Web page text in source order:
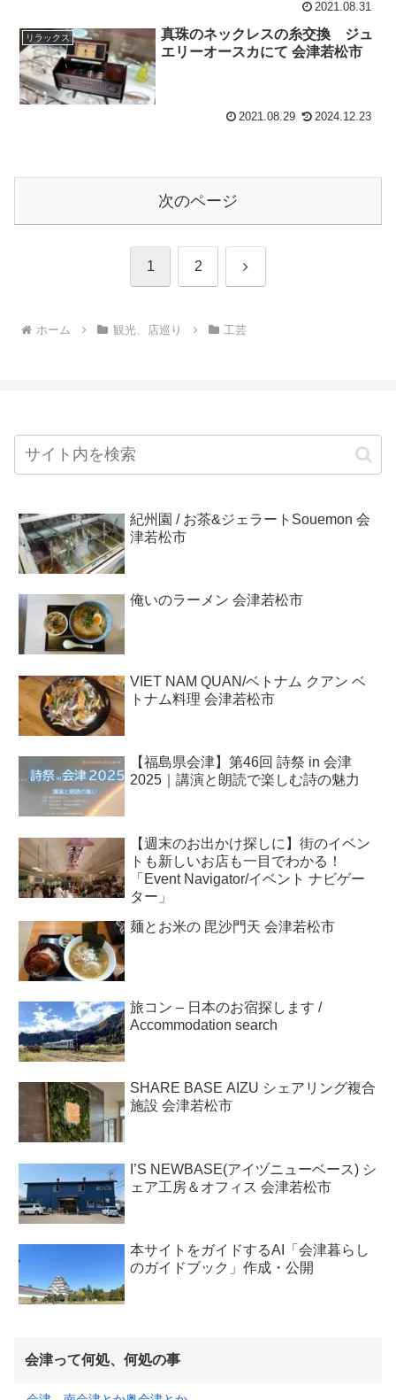
2021.08.31
リラックス
真珠のネックレスの糸交換 ジュ
エリーオースカにて 会津若松市
2021.08.29 2024.12.23
次のページ
1 2 次
ホーム 観光、店巡り 工芸
紀州園 / お茶&ジェラートSouemon 会
津若松市
俺いのラーメン 会津若松市
VIET NAM QUAN/ベトナム クアン ベ
トナム料理 会津若松市
【福島県会津】第46回 詩祭 in 会津
2025｜講演と朗読で楽しむ詩の魅力
【週末のお出かけ探しに】街のイベン
トも新しいお店も一目でわかる！
「Event Navigator/イベント ナビゲー
ター」
麺とお米の 毘沙門天 会津若松市
旅コン – 日本のお宿探します /
Accommodation search
SHARE BASE AIZU シェアリング複合
施設 会津若松市
I’S NEWBASE(アイヅニューベース) シ
ェア工房＆オフィス 会津若松市
本サイトをガイドするAI「会津暮らし
のガイドブック」作成・公開
会津って何処、何処の事